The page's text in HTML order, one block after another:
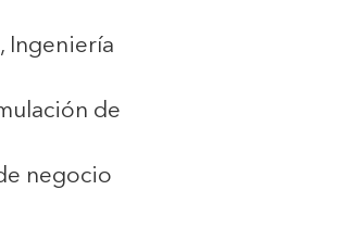
Ingeniería
de
negocio